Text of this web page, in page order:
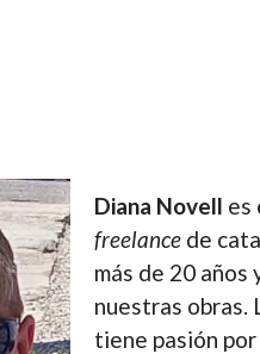
Diana Novell es
freelancede
más de 20 años
nuestras obras.
tiene pasión